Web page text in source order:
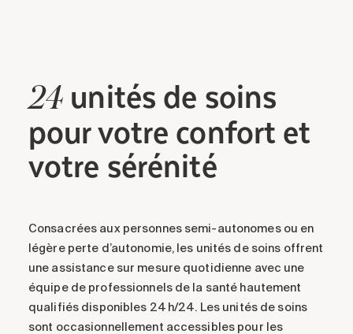
24 unitésde soins
pour votre confort et
votre sérénité
Consacrées aux personnes semi-autonomes ou en
légère perte d’autonomie, les unités de soins offrent
une assistance sur mesure quotidienne avec une
équipe de professionnels de la santé hautement
qualifiés disponibles 24 h/24. Les unités de soins
sont occasionnellement accessibles pour les